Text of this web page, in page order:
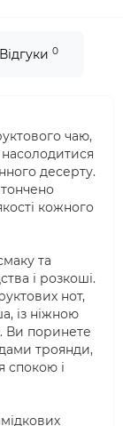
Відгуки 0
чаю,
десерту.
кожного
та
і розкоші.
нот,
із ніжною
Ви поринете
троянди,
спокою і